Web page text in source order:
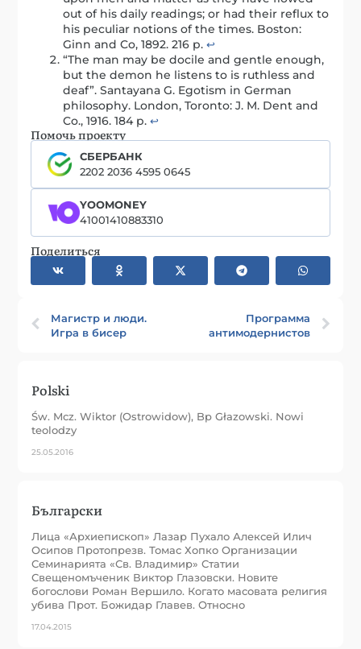
out of his daily readings; or had their reflux to
his peculiar notions of the times. Boston:
Ginn and Co, 1892. 216 p.↩︎
“The man may be docile and gentle enough,
but the demon he listens to is ruthless and
deaf”. Santayana G. Egotism in German
philosophy. London, Toronto: J. M. Dent and
Co., 1916. 184 p.↩︎
Помочь проекту
СБЕРБАНК
2202 2036 4595 0645
YOOMONEY
41001410883310
Поделиться
Магистр и люди.
Игра в бисер
Программа
антимодернистов
Polski
Św. Mcz. Wiktor (Ostrowidow), Bp Głazowski. Nowi
teolodzy
25.05.2016
Български
Лица «Архиепископ» Лазар Пухало Алексей Илич
Осипов Протопрезв. Томас Хопко Организации
Семинарията «Св. Владимир» Статии
Свещеномъченик Виктор Глазовски. Новите
богослови Роман Вершило. Когато масовата религия
убива Прот. Божидар Главев. Относно
17.04.2015